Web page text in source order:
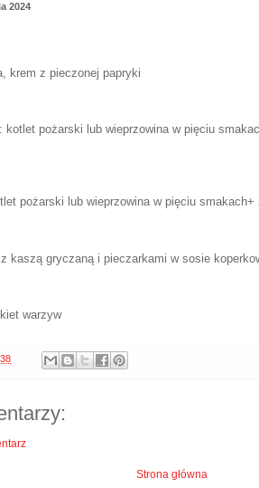
2024
krem z pieczonej papryki
kotlet pożarski lub wieprzowina w pięciu
pożarski lub wieprzowina w pięciu
kaszą gryczaną i pieczarkami w sosie
warzyw
Strona główna